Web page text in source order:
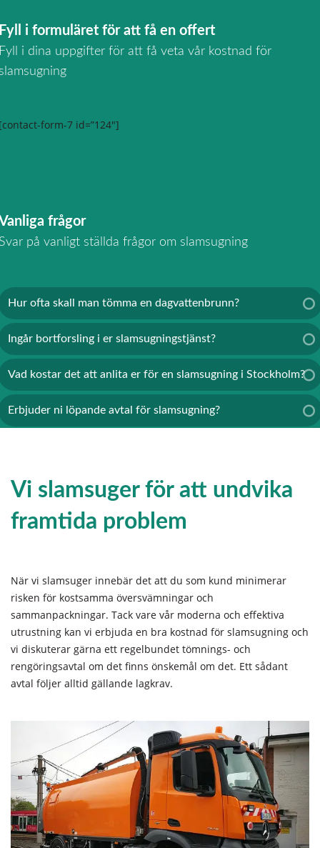
i formuläret för att få en offert
i dina uppgifter för att få veta vår kostnad för
form-7 id=”124″]
frågor
på vanligt ställda frågor om slamsugning
Hur ofta skall man tömma en dagvattenbrunn?
Ingår bortforsling i er slamsugningstjänst?
Vad kostar det att anlita er för en slamsugning i Stockholm?
Erbjuder ni löpande avtal för slamsugning?
Vi slamsuger för att undvika
framtida problem
När vi slamsuger innebär det att du som kund minimerar
risken för kostsamma översvämningar och
sammanpackningar. Tack vare vår moderna och effektiva
utrustning kan vi erbjuda en bra kostnad för slamsugning och
vi diskuterar gärna ett regelbundet tömnings- och
rengöringsavtal om det finns önskemål om det. Ett sådant
avtal följer alltid gällande lagkrav.